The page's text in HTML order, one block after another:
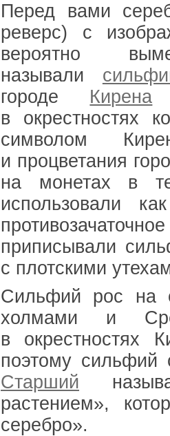
Перед вами
реверс) с
вероятно
называли
городе Кирена
в окрестностях
символом
и процветания
на монетах в
использовали
приписывали
с плотскими
Сильфий рос на
холмами и
в окрестностях
поэтому сильфий
Старший
растением»,
серебро».